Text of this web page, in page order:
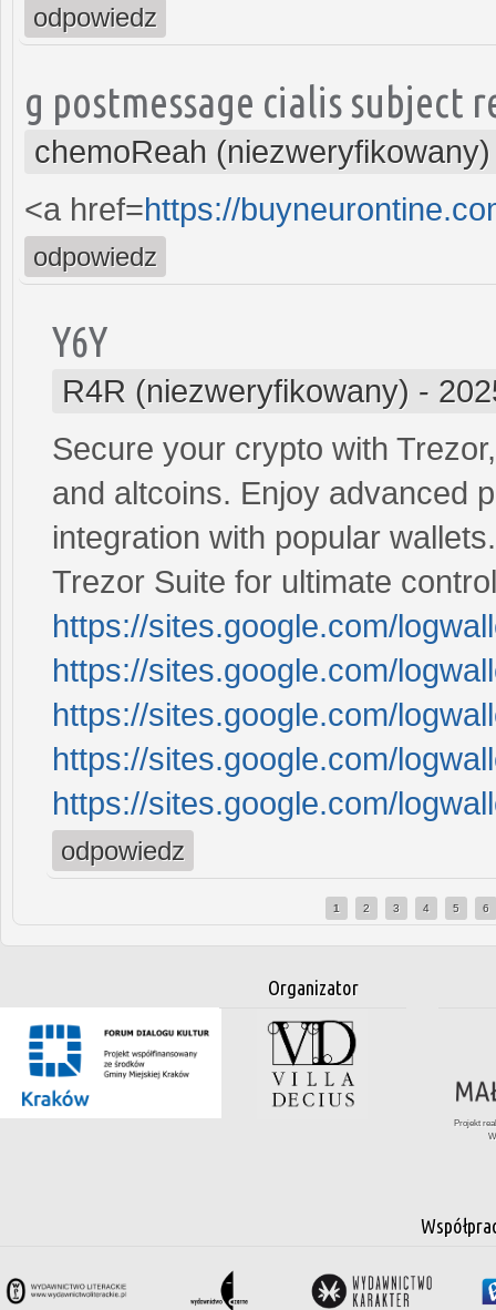
odpowiedz
g postmessage cialis subject
chemoReah (niezweryfikowany)
<a href=https://
odpowiedz
Y6Y
R4R (niezweryfikowany) -
Secure your crypto with
and altcoins. Enjoy advanced
integration with popular
Trezor Suite for ultimate
https://sites.google.com/
https://sites.google.com/
https://sites.google.com/
https://sites.google.com/
https://sites.google.com/
odpowiedz
1 2 3 4 5 6
Organizator
Projekt